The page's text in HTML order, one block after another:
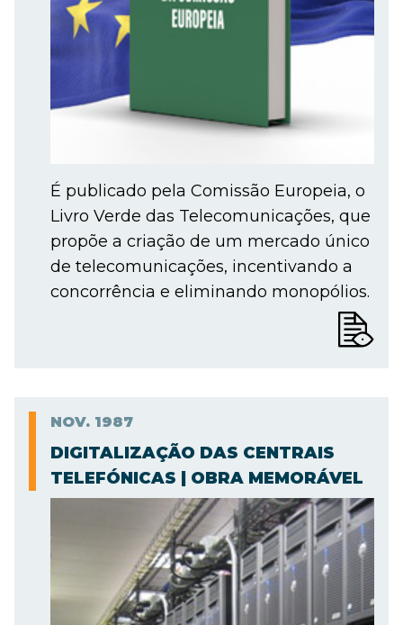
É publicado pela Comissão Europeia, o
Livro Verde das Telecomunicações, que
propõe a criação de um mercado único
de telecomunicações, incentivando a
concorrência e eliminando monopólios.
NOV. 1987
DIGITALIZAÇÃO DAS CENTRAIS
TELEFÓNICAS | OBRA MEMORÁVEL